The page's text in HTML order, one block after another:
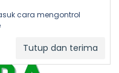
cara mengontrol